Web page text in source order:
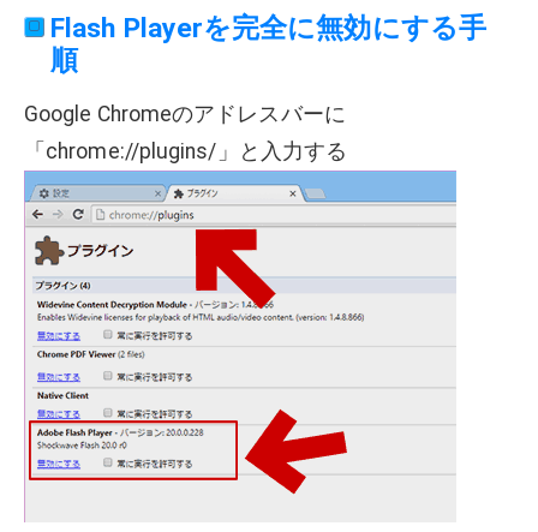
Flash Playerを完全に無効にする手
順
Google Chromeのアドレスバーに
「chrome://plugins/」と入力する